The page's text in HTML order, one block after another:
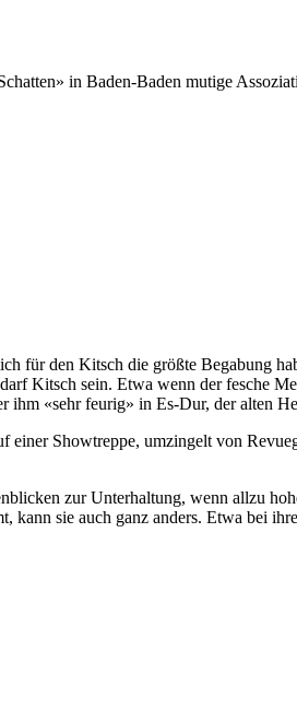
in Baden-Baden mutige
für den Kitsch die größte Begabung
Kitsch sein. Etwa wenn der fesche
ihm «sehr feurig» in Es-Dur, der alten
Showtreppe, umzingelt von
zur Unterhaltung, wenn allzu
sie auch ganz anders. Etwa bei